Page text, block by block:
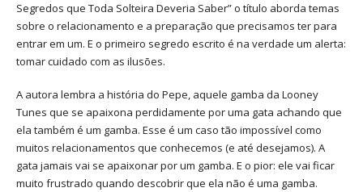
Segredos que Toda Solteira Deveria Saber” o título aborda temas
sobre o relacionamento e a preparação que precisamos ter para
entrar em um. E o primeiro segredo escrito é na verdade um alerta:
tomar cuidado com as ilusões.
A autora lembra a história do Pepe, aquele gamba da Looney
Tunes que se apaixona perdidamente por uma gata achando que
ela também é um gamba. Esse é um caso tão impossível como
muitos relacionamentos que conhecemos (e até desejamos). A
gata jamais vai se apaixonar por um gamba. E o pior: ele vai ficar
muito frustrado quando descobrir que ela não é uma gamba.